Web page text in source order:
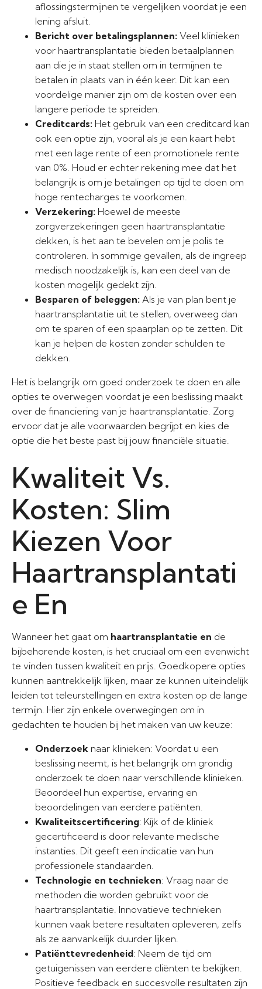
aflossingstermijnen te vergelijken voordat je een
lening afsluit.
Bericht over betalingsplannen: Veel klinieken
voor haartransplantatie bieden betaalplannen
aan die je in staat stellen om in termijnen te
betalen in plaats van in één keer. Dit kan een
voordelige manier zijn om de kosten over een
langere periode te spreiden.
Creditcards: Het gebruik van een creditcard kan
ook een optie zijn, vooral als je een kaart hebt
met een lage rente of een promotionele rente
van 0%. Houd er echter rekening mee dat het
belangrijk is om je betalingen op tijd te doen om
hoge rentecharges te voorkomen.
Verzekering: Hoewel de meeste
zorgverzekeringen geen haartransplantatie
dekken, is het aan te bevelen om je polis te
controleren. In sommige gevallen, als de ingreep
medisch noodzakelijk is, kan een deel van de
kosten mogelijk gedekt zijn.
Besparen of beleggen: Als je van plan bent je
haartransplantatie uit te stellen, overweeg dan
om te sparen of een spaarplan op te zetten. Dit
kan je helpen de kosten zonder schulden te
dekken.
Het is belangrijk om goed onderzoek te doen en alle
opties te overwegen voordat je een beslissing maakt
over de financiering van je haartransplantatie. Zorg
ervoor dat je alle voorwaarden begrijpt en kies de
optie die het beste past bij jouw financiële situatie.
Kwaliteit Vs.
Kosten: Slim
Kiezen Voor
Haartransplantati
e En
Wanneer het gaat om haartransplantatie en de
bijbehorende kosten, is het cruciaal om een evenwicht
te vinden tussen kwaliteit en prijs. Goedkopere opties
kunnen aantrekkelijk lijken, maar ze kunnen uiteindelijk
leiden tot teleurstellingen en extra kosten op de lange
termijn. Hier zijn enkele overwegingen om in
gedachten te houden bij het maken van uw keuze:
Onderzoek naar klinieken: Voordat u een
beslissing neemt, is het belangrijk om grondig
onderzoek te doen naar verschillende klinieken.
Beoordeel hun expertise, ervaring en
beoordelingen van eerdere patiënten.
Kwaliteitscertificering: Kijk of de kliniek
gecertificeerd is door relevante medische
instanties. Dit geeft een indicatie van hun
professionele standaarden.
Technologie en technieken: Vraag naar de
methoden die worden gebruikt voor de
haartransplantatie. Innovatieve technieken
kunnen vaak betere resultaten opleveren, zelfs
als ze aanvankelijk duurder lijken.
Patiënttevredenheid: Neem de tijd om
getuigenissen van eerdere cliënten te bekijken.
Positieve feedback en succesvolle resultaten zijn